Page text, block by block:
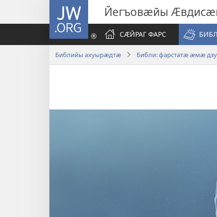
JW.ORG Йегъовӕйы
СӔЙРАГ ФАРС
Библийы ахуырӕдтӕ Библи: фарстатӕ ӕмӕ